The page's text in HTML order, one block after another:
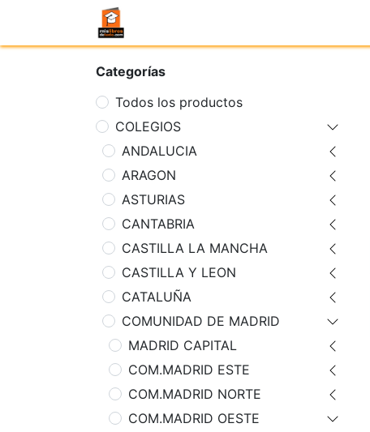
Categorías
Todos los productos
COLEGIOS
ANDALUCIA
ARAGON
ASTURIAS
CANTABRIA
CASTILLA LA MANCHA
CASTILLA Y LEON
CATALUÑA
COMUNIDAD DE MADRID
MADRID CAPITAL
COM.MADRID ESTE
COM.MADRID NORTE
COM.MADRID OESTE